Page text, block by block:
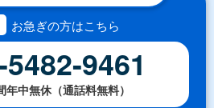
お急ぎの方はこちら
9461
中無休（通話料無料）